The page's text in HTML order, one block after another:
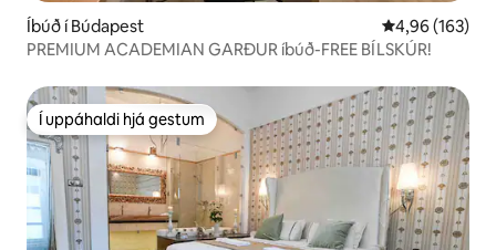
Íbúð í Búdapest 4,96 af 5 í
4,96 (163)
PREMIUM ACADEMIAN GARÐUR íbúð-FREE BÍLSKÚR!
Í uppáhaldi hjá gestum
Í uppáhaldi hjá gestum